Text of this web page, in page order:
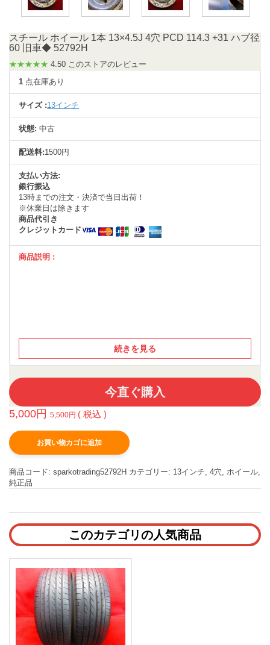
スチール ホイール 1本 13×4.5J 4穴 PCD 114.3 +31 ハブ径
60 旧車◆ 52792H
★★★★★ 4.50 このストアのレビュー
1 点在庫あり
サイズ :13インチ
状態: 中古
配送料:1500円
支払い方法:
銀行振込
13時までの注文・決済で当日出荷！
※休業日は除きます
商品代引き
クレジットカード
商品説明 :
続きを見る
今直ぐ購入
5,000円 5,500円 ( 税込 )
お買い物カゴに追加
商品コード: sparkotrading52792H カテゴリー: 13インチ 4穴 ホイール
純正品
このカテゴリの人気商品